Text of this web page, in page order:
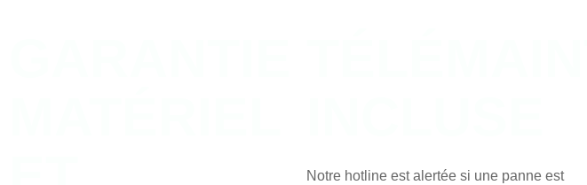
Notre hotline est alertée si une panne est